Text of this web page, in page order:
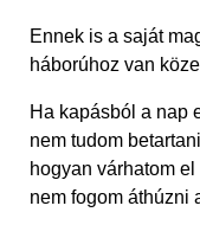
Ennek is a saját
háborúhoz van
Ha kapásból a nap
nem tudom
hogyan várhatom
nem fogom áthúzni